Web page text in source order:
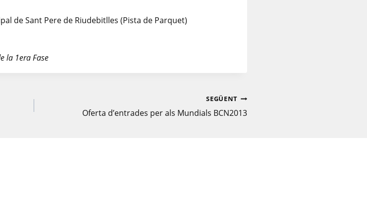
de Sant Pere de Riudebitlles (Pista de Parquet)
la 1era Fase
SEGÜENT
Oferta d’entrades per als Mundials BCN2013